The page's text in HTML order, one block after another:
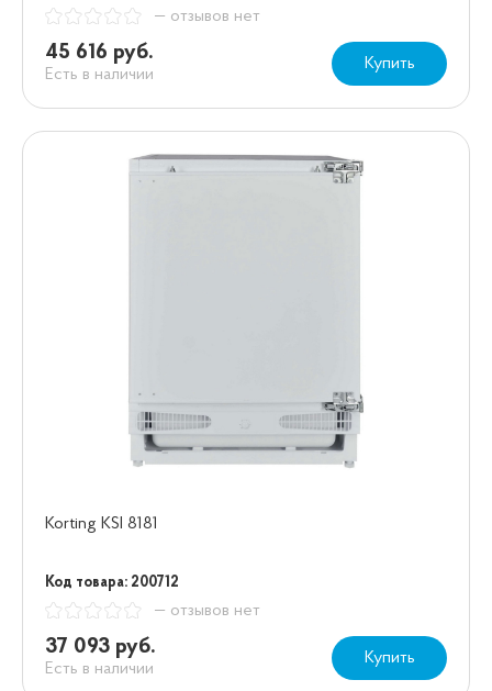
— отзывов нет
45 616 руб.
Есть в наличии
Купить
Korting KSI 8181
Код товара: 200712
— отзывов нет
37 093 руб.
Есть в наличии
Купить